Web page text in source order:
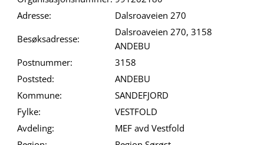
Adresse:
Dalsroaveien 270
Besøksadresse:
Dalsroaveien 270, 3158
ANDEBU
Postnummer:
3158
Poststed:
ANDEBU
Kommune:
SANDEFJORD
Fylke:
VESTFOLD
Avdeling:
MEF avd Vestfold